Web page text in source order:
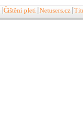
Čištění pleti Netusers.cz